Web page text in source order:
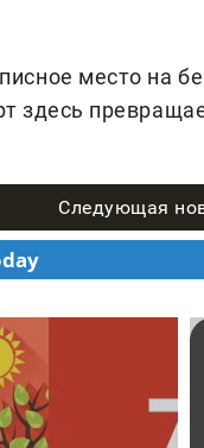
место на
здесь
Следующая